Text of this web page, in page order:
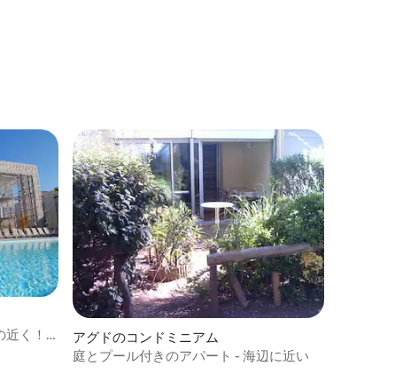
く！
アグドのコンドミニアム
庭とプール付きのアパート - 海辺に近い